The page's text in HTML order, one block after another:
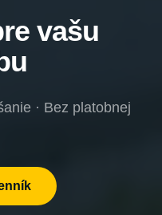
vašu
· Bez platobnej